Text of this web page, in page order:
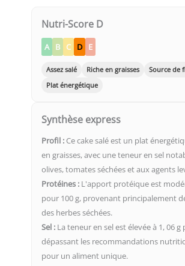
Nutri-Score D
A B C D E
Assez salé Riche en graisses
Source de
Plat énergétique
Synthèse express
Profil : Ce cake salé est un plat
en graisses, avec une teneur en sel
olives, tomates séchées et aux agents
Protéines : L'apport protéique est
pour 100 g, provenant principalement
des herbes séchées.
Sel : La teneur en sel est élevée à 1, 06 g
dépassant les recommandations
pour un aliment unique.